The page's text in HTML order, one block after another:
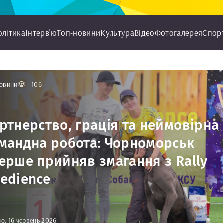
Інтерв'юТоп-новиниКультураВідеоФотогалерея
106
грація та неймовірна
робота: Чорноморськ
прийняв змагання з Rally
16 червень 2026